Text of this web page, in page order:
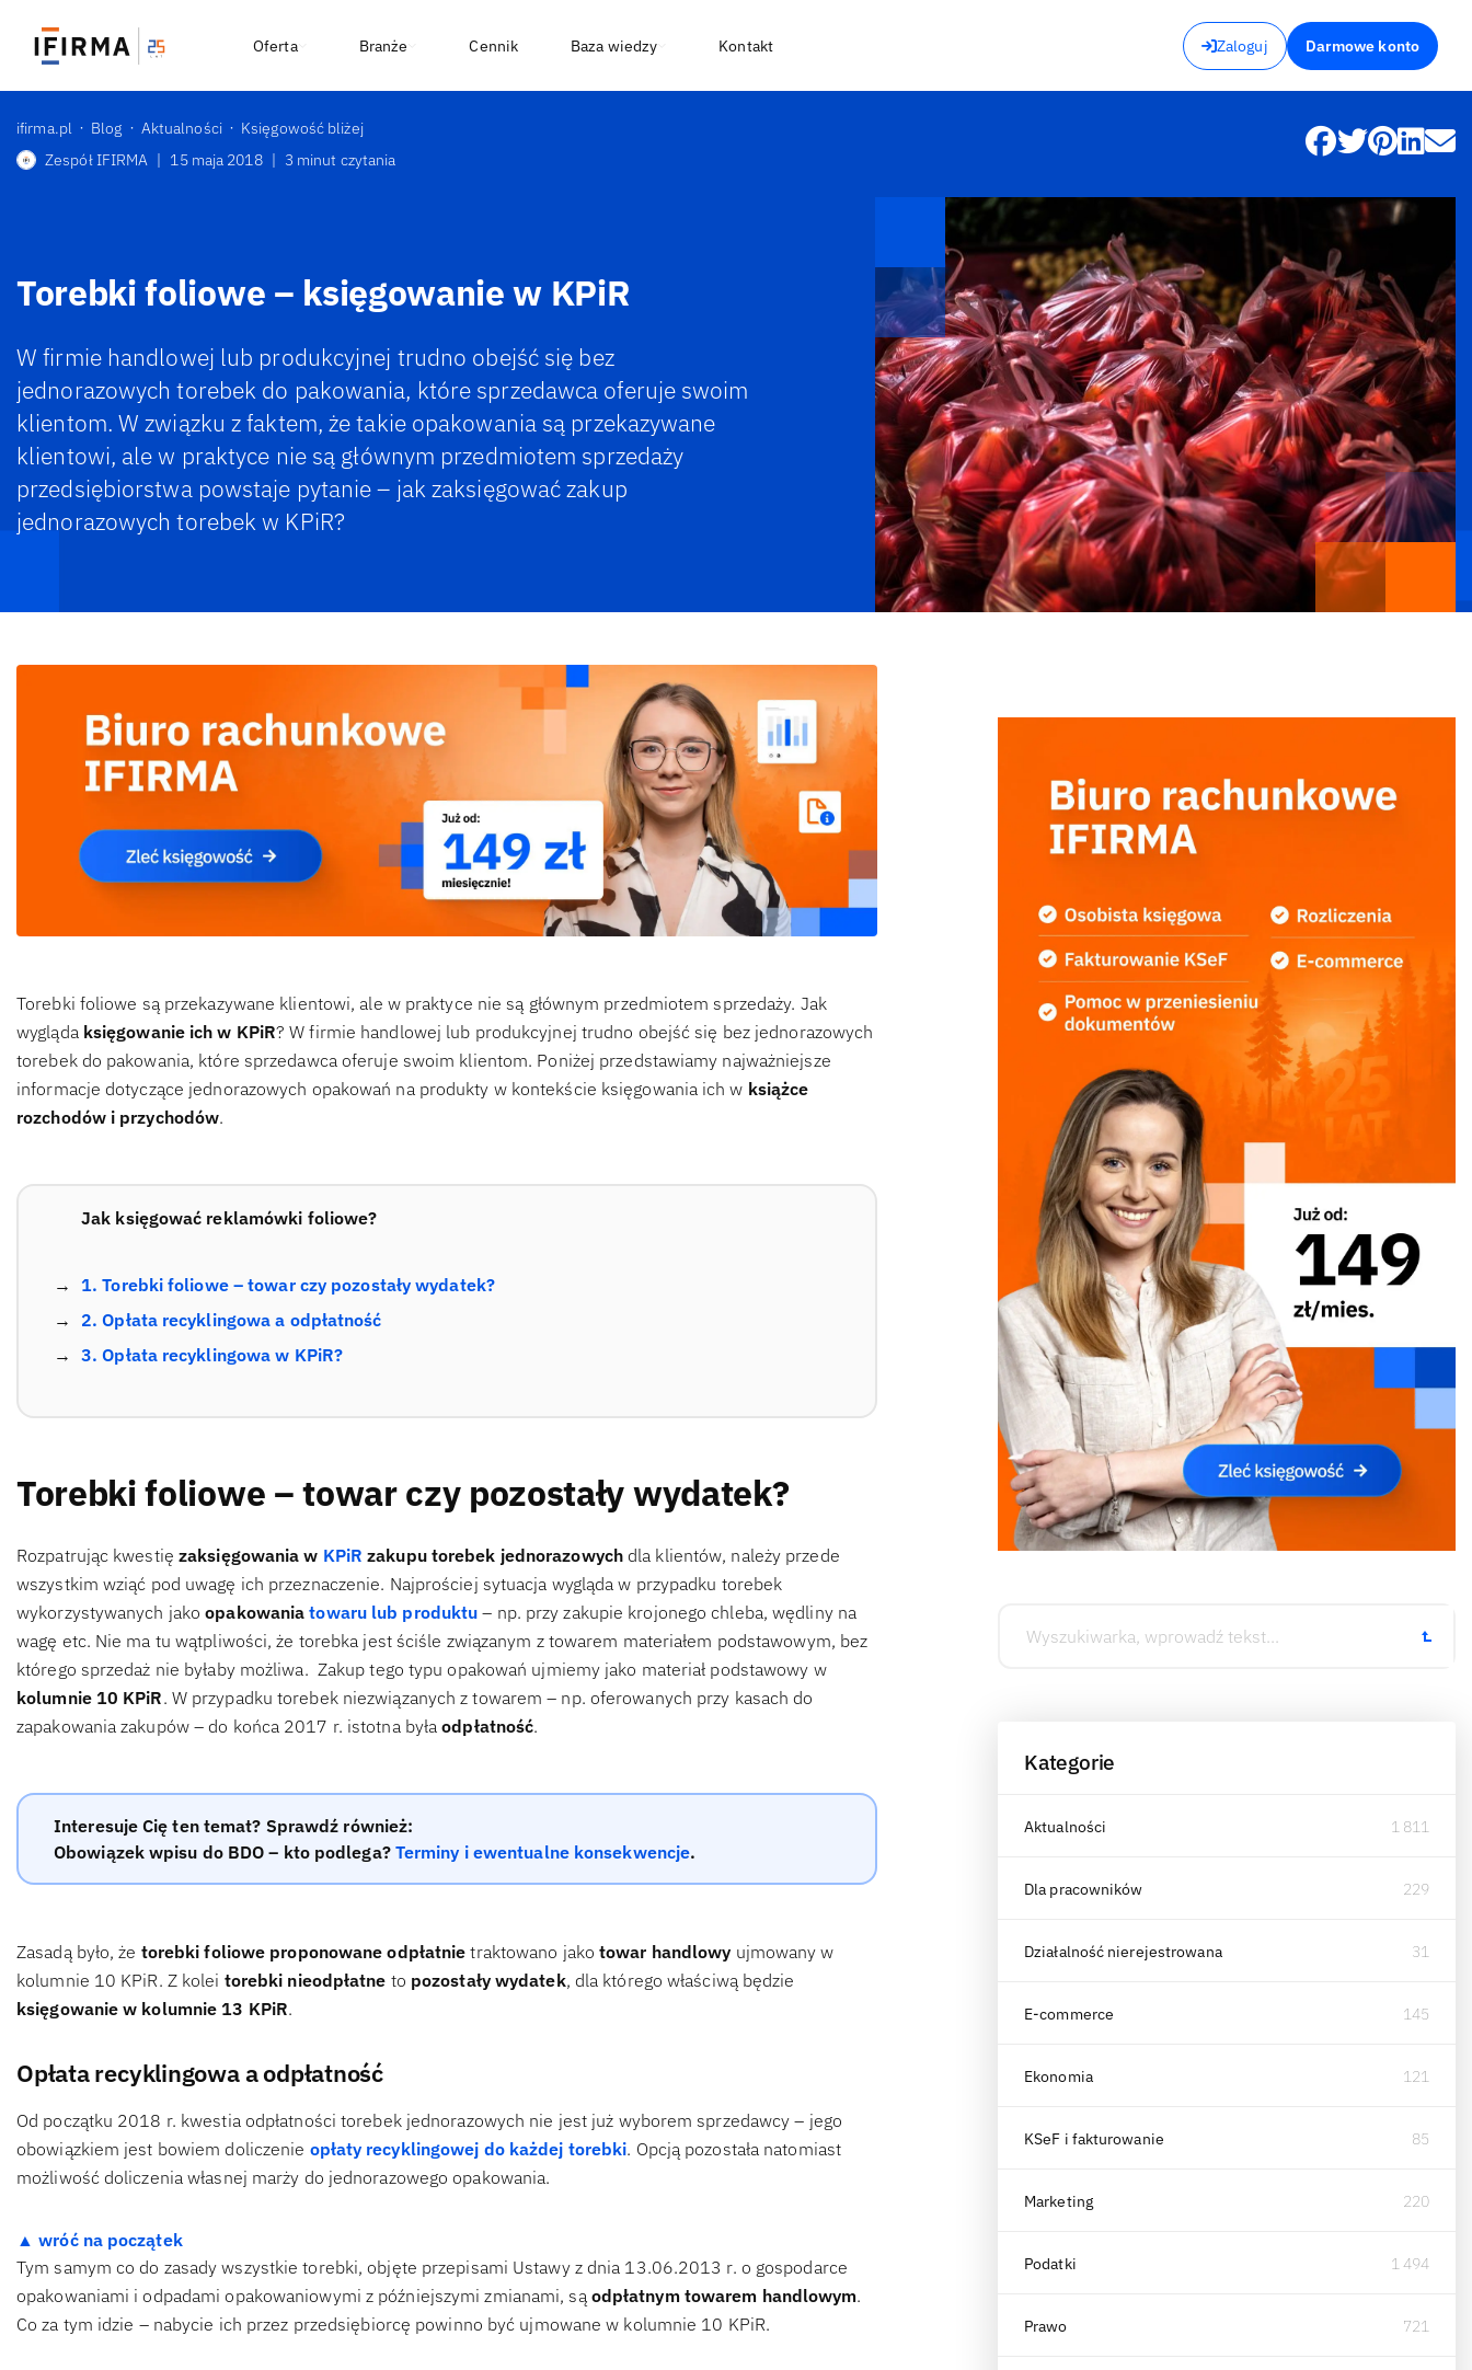
Zaloguj Darmowe konto
Oferta Branże Cennik Baza wiedzy Kontakt
ifirma.pl Blog Aktualności
Księgowość bliżej
Zespół IFIRMA | 15 maja 2018 | 3 minut czytania
Torebki foliowe – księgowanie w KPiR
W firmie handlowej lub produkcyjnej trudno obejść się bez
jednorazowych torebek do pakowania, które sprzedawca oferuje swoim
klientom. W związku z faktem, że takie opakowania są przekazywane
klientowi, ale w praktyce nie są głównym przedmiotem sprzedaży
przedsiębiorstwa powstaje pytanie – jak zaksięgować zakup
jednorazowych torebek w KPiR?
Torebki foliowe są przekazywane klientowi, ale w praktyce nie są głównym przedmiotem sprzedaży. Jak
wygląda księgowanie ich w KPiR? W firmie handlowej lub produkcyjnej trudno obejść się bez jednorazowych
torebek do pakowania, które sprzedawca oferuje swoim klientom. Poniżej przedstawiamy najważniejsze
informacje dotyczące jednorazowych opakowań na produkty w kontekście księgowania ich w książce
rozchodów i przychodów.
Jak księgować reklamówki foliowe?
1. Torebki foliowe – towar czy pozostały wydatek?
2. Opłata recyklingowa a odpłatność
3. Opłata recyklingowa w KPiR?
Torebki foliowe – towar czy pozostały wydatek?
Rozpatrując kwestięzaksięgowania w KPiR zakupu torebek jednorazowychdla klientów, należy przede
wszystkim wziąć pod uwagę ich przeznaczenie. Najprościej sytuacja wygląda w przypadku torebek
wykorzystywanych jakoopakowaniatowaru lub produktu – np. przy zakupie krojonego chleba, wędliny na
wagę etc. Nie ma tu wątpliwości, że torebka jest ściśle związanym z towarem materiałem podstawowym, bez
którego sprzedaż nie byłaby możliwa. Zakup tego typu opakowań ujmiemy jako materiał podstawowy w
kolumnie 10 KPiR. W przypadku torebek niezwiązanych z towarem – np. oferowanych przy kasach do
zapakowania zakupów – do końca 2017 r. istotna byłaodpłatność.
Interesuje Cię ten temat? Sprawdź również:
Obowiązek wpisu do BDO – kto podlega? Terminy i ewentualne konsekwencje.
Zasadą było, że torebki foliowe proponowane odpłatnie traktowano jakotowar handlowy ujmowany w
kolumnie 10 KPiR. Z kolei torebki nieodpłatne to pozostały wydatek, dla którego właściwą będzie
księgowanie w kolumnie 13 KPiR.
Opłata recyklingowa a odpłatność
Od początku 2018 r. kwestia odpłatności torebek jednorazowych nie jest już wyborem sprzedawcy – jego
obowiązkiem jest bowiem doliczenie opłaty recyklingowej do każdej torebki. Opcją pozostała natomiast
możliwość doliczenia własnej marży do jednorazowego opakowania.
▲ wróć na początek
Tym samym co do zasady wszystkie torebki, objęte przepisami Ustawy z dnia 13.06.2013 r. o gospodarce
opakowaniami i odpadami opakowaniowymi z późniejszymi zmianami, są odpłatnym towarem handlowym.
Co za tym idzie – nabycie ich przez przedsiębiorcę powinno być ujmowane w kolumnie 10 KPiR.
Kategorie
Aktualności 1 811
Dla pracowników 229
Działalność nierejestrowana 31
E-commerce 145
Ekonomia 121
KSeF i fakturowanie 85
Marketing 220
Podatki 1 494
Prawo 721